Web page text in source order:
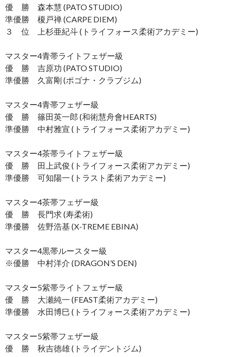
優 勝 森本慧 (PATO STUDIO)
準優勝 榎戸禅 (CARPE DIEM)
３ 位 上杉亜紀斗 (トライフォース柔術アカデミー)
マスター4青帯ライトフェザー級
優 勝 吉原功 (PATO STUDIO)
準優勝 久富剛 (ポゴナ・クラブジム)
マスター4青帯フェザー級
優 勝 篠田英一郎 (和術慧舟會HEARTS)
準優勝 中村雅宣 (トライフォース柔術アカデミー)
マスター4茶帯ライトフェザー級
優 勝 田上武俊 (トライフォース柔術アカデミー)
準優勝 可知陽一 (トラスト柔術アカデミー)
マスター4茶帯フェザー級
優 勝 長門求 (寿柔術)
準優勝 佐野浩基 (X-TREME EBINA)
マスター4黒帯ルースター級
※優勝 中村洋介 (DRAGON’S DEN)
マスター5紫帯ライトフェザー級
優 勝 大瀬純一 (FEAST柔術アカデミー)
準優勝 水田博巳 (トライフォース柔術アカデミー)
マスター5紫帯フェザー級
優 勝 秋吉徳雄 (トライデントジム)